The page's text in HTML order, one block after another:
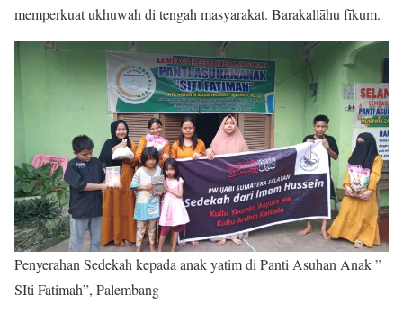
memperkuat ukhuwah di tengah masyarakat. Barakallāhu fīkum.
Penyerahan Sedekah kepada anak yatim di Panti Asuhan Anak ”
SIti Fatimah”, Palembang